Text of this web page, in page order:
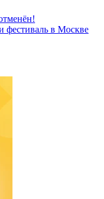
фестиваль в Москве